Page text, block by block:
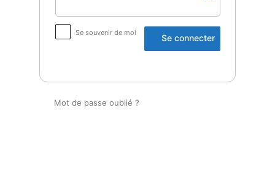
Se souvenir de moi
Mot de passe oublié ?